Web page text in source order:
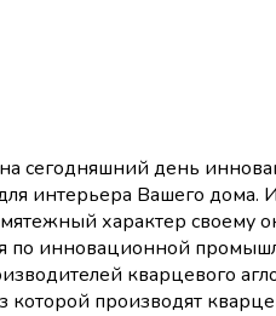
сегодняшний день
интерьера Вашего дома.
характер
по инновационной
кварцевого
производят